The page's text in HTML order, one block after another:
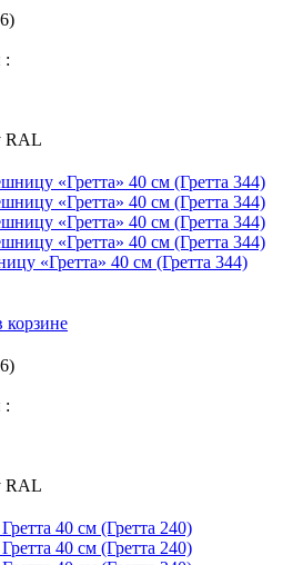
:
RAL
«Гретта» 40 см (Гретта 344)
корзине
:
RAL